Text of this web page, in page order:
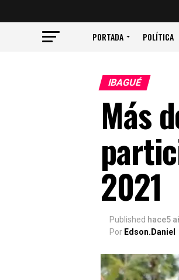
PORTADA POLÍTICA
IBAGUÉ
Más
2021
Published hace5
Por Edson.Daniel